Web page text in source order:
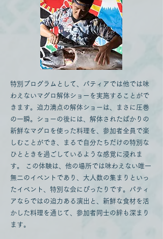
特別プログラムとして、パティアでは他では味
わえないマグロ解体ショーを実施することがで
きます。迫力満点の解体ショーは、まさに圧巻
の一瞬。ショーの後には、解体されたばかりの
新鮮なマグロを使った料理を、参加者全員で楽
しむことができ、まるで自分たちだけの特別な
ひとときを過ごしているような感覚に浸れま
す。 この体験は、他の場所では味わえない唯一
無二のイベントであり、大人数の集まりといっ
たイベント、特別な会にぴったりです。パティ
アならではの迫力ある演出と、新鮮な食材を活
かした料理を通じて、参加者同士の絆も深まり
ます。